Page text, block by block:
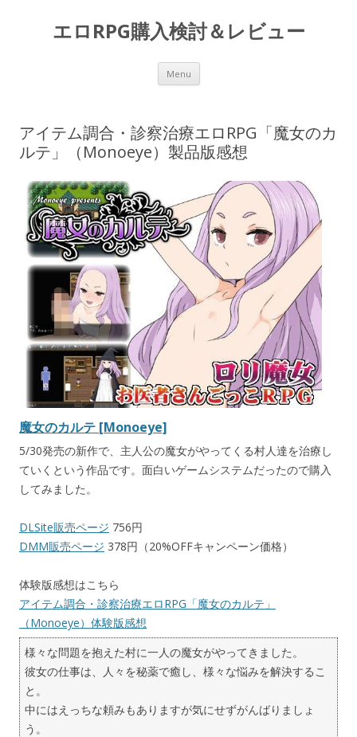
エロRPG購入検討＆レビュー
Menu Skip to content
アイテム調合・診察治療エロRPG「魔女のカ
ルテ」（Monoeye）製品版感想
魔女のカルテ [Monoeye]
5/30発売の新作で、主人公の魔女がやってくる村人達を治療し
ていくという作品です。面白いゲームシステムだったので購入
してみました。
DLSite販売ページ 756円
DMM販売ページ 378円（20%OFFキャンペーン価格）
体験版感想はこちら
アイテム調合・診察治療エロRPG「魔女のカルテ」
（Monoeye）体験版感想
様々な問題を抱えた村に一人の魔女がやってきました。
彼女の仕事は、人々を秘薬で癒し、様々な悩みを解決するこ
と。
中にはえっちな頼みもありますが気にせずがんばりましょ
う。